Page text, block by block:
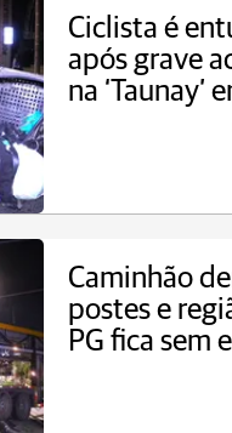
Ciclista é
após grave
na ‘Taunay’
Caminhão
postes e
PG fica sem